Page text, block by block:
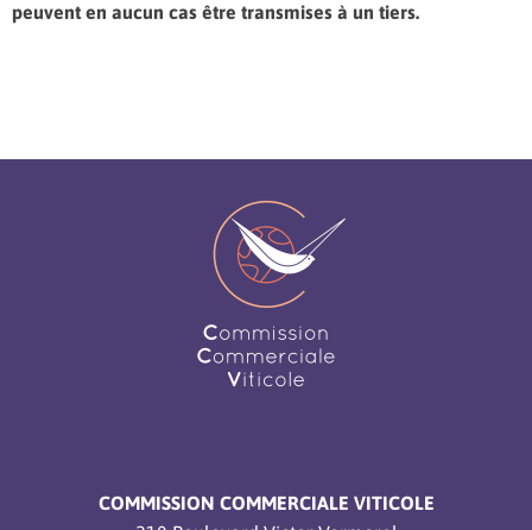
peuvent en aucun cas être transmises à un tiers.
COMMISSION COMMERCIALE VITICOLE